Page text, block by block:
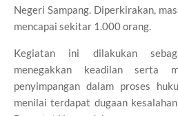
Negeri Sampang. Diperkirakan,
mencapai sekitar 1.000 orang.
Kegiatan ini dilakukan
menegakkan keadilan serta
penyimpangan dalam proses
menilai terdapat dugaan